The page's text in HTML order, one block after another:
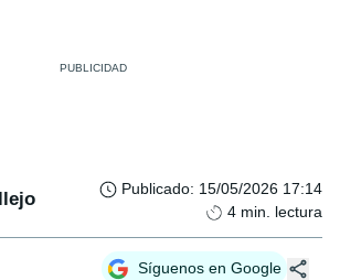
Publicado: 15/05/2026 17:14
4 min. lectura
Síguenos en Google